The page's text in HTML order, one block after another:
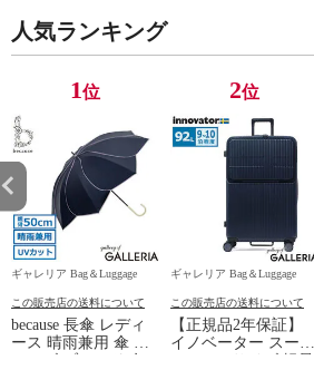
Extreme Journey 92L
Large INV90
人気ランキング
1位
ギャレリア Bag＆Luggage
この販売店の送料について
because 長傘 レディ
ース 晴雨兼用 傘 ビ
コーズ ブランド 女
2位
ギャレリア Bag＆Luggage
この販売店の送料について
【正規品2年保証】
イノベーター スーツ
ケース Lサイズ 軽量